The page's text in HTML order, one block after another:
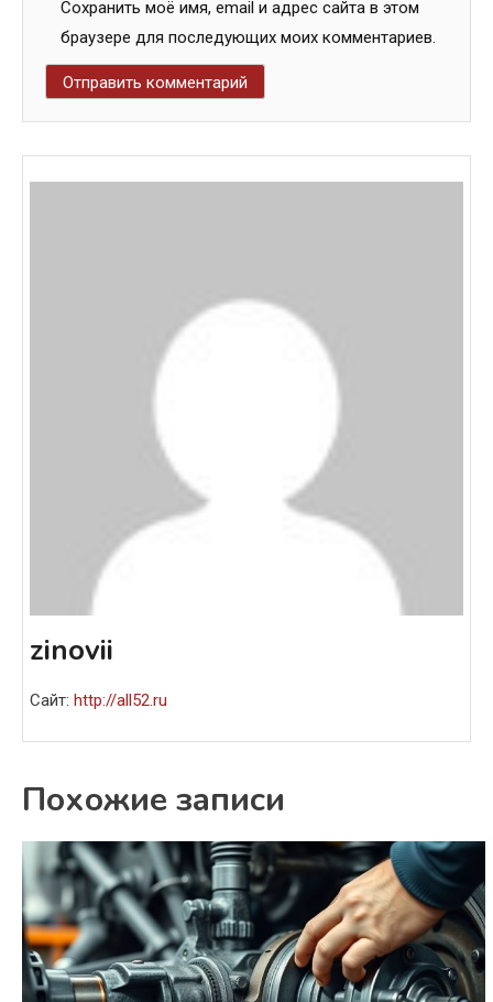
Сохранить моё имя, email и адрес сайта в этом
браузере для последующих моих комментариев.
zinovii
Сайт: http://all52.ru
Похожие записи